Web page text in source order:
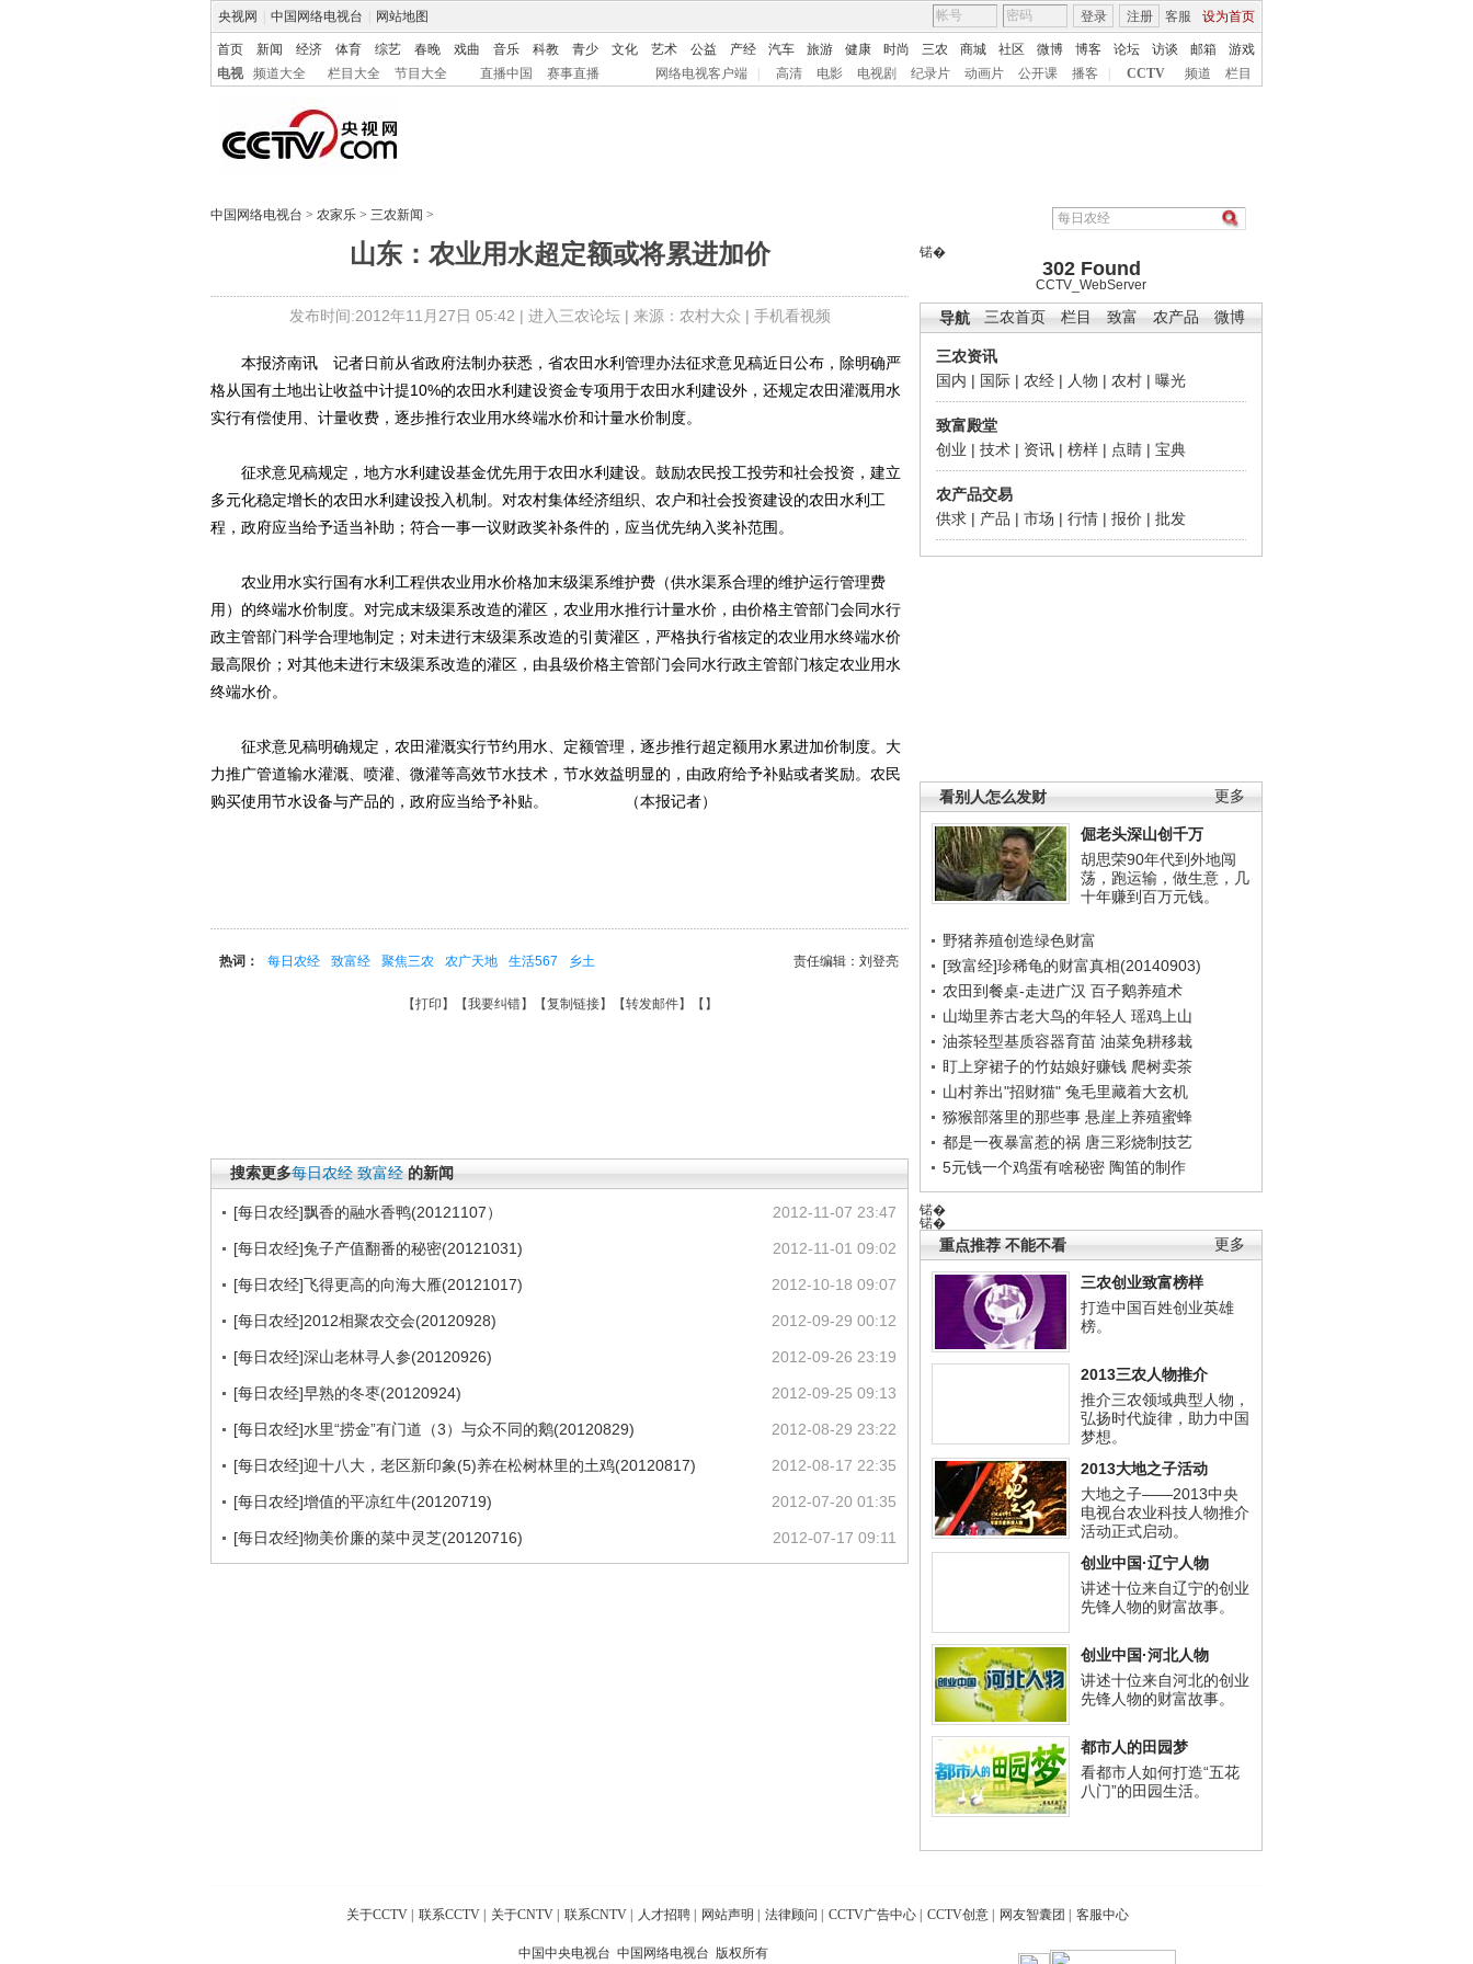
央视网 中国网络电视台 网站地图 客服 设为首页
登录 注册
首页 新闻 经济 体育 综艺 春晚 戏曲 音乐 科教 青少 文化 艺术 公益 产经 汽车 旅游 健康 时尚 三农 商城 社区 微博 博客 论坛 访谈 邮箱
游戏
电视
频道大全 栏目大全 节目大全 直播中国 赛事直播 网络电视客户端 高清 电影 电视剧 纪录片 动画片 公开课 播客 CCTV 频道 栏目
中国网络电视台 > 农家乐 > 三农新闻 >
山东：农业用水超定额或将累进加价
发布时间:2012年11月27日 05:42 | 进入三农论坛| 来源：农村大众 | 手机看视频
锘�
302 Found
CCTV_WebServer
三农首页 栏目 致富 农产品 微博
导航
三农资讯
国内 | 国际 | 农经 | 人物 | 农村 | 曝光
致富殿堂
创业 | 技术 | 资讯 | 榜样 | 点睛 | 宝典
农产品交易
供求 | 产品 | 市场 | 行情 | 报价 | 批发
更多
看别人怎么发财
倔老头深山创千万
胡思荣90年代到外地闯
荡，跑运输，做生意，几
十年赚到百万元钱。
野猪养殖创造绿色财富
[致富经]珍稀龟的财富真相(20140903)
农田到餐桌-走进广汉 百子鹅养殖术
山坳里养古老大鸟的年轻人 瑶鸡上山
油茶轻型基质容器育苗 油菜免耕移栽
盯上穿裙子的竹姑娘好赚钱 爬树卖茶
山村养出"招财猫" 兔毛里藏着大玄机
猕猴部落里的那些事 悬崖上养殖蜜蜂
都是一夜暴富惹的祸 唐三彩烧制技艺
5元钱一个鸡蛋有啥秘密 陶笛的制作
锘�
锘�
更多
重点推荐 不能不看
三农创业致富榜样
打造中国百姓创业英雄
榜。
2013三农人物推介
推介三农领域典型人物，
弘扬时代旋律，助力中国
梦想。
2013大地之子活动
大地之子——2013中央
电视台农业科技人物推介
活动正式启动。
创业中国·辽宁人物
讲述十位来自辽宁的创业
先锋人物的财富故事。
创业中国·河北人物
讲述十位来自河北的创业
先锋人物的财富故事。
都市人的田园梦
看都市人如何打造“五花
八门”的田园生活。
本报济南讯 记者日前从省政府法制办获悉，省农田水利管理办法征求意见稿近日公布，除明确严
格从国有土地出让收益中计提10%的农田水利建设资金专项用于农田水利建设外，还规定农田灌溉用水
实行有偿使用、计量收费，逐步推行农业用水终端水价和计量水价制度。
征求意见稿规定，地方水利建设基金优先用于农田水利建设。鼓励农民投工投劳和社会投资，建立
多元化稳定增长的农田水利建设投入机制。对农村集体经济组织、农户和社会投资建设的农田水利工
程，政府应当给予适当补助；符合一事一议财政奖补条件的，应当优先纳入奖补范围。
农业用水实行国有水利工程供农业用水价格加末级渠系维护费（供水渠系合理的维护运行管理费
用）的终端水价制度。对完成末级渠系改造的灌区，农业用水推行计量水价，由价格主管部门会同水行
政主管部门科学合理地制定；对未进行末级渠系改造的引黄灌区，严格执行省核定的农业用水终端水价
最高限价；对其他未进行末级渠系改造的灌区，由县级价格主管部门会同水行政主管部门核定农业用水
终端水价。
征求意见稿明确规定，农田灌溉实行节约用水、定额管理，逐步推行超定额用水累进加价制度。大
力推广管道输水灌溉、喷灌、微灌等高效节水技术，节水效益明显的，由政府给予补贴或者奖励。农民
购买使用节水设备与产品的，政府应当给予补贴。 （本报记者）
责任编辑：刘登亮
热词： 每日农经 致富经 聚焦三农 农广天地 生活567 乡土
【打印 】【我要纠错】【复制链接】【转发邮件】【 】
搜索更多每日农经 致富经 的新闻
2012-11-07 23:47
[每日农经]飘香的融水香鸭(20121107）
2012-11-01 09:02
[每日农经]兔子产值翻番的秘密(20121031)
2012-10-18 09:07
[每日农经]飞得更高的向海大雁(20121017)
2012-09-29 00:12
[每日农经]2012相聚农交会(20120928)
2012-09-26 23:19
[每日农经]深山老林寻人参(20120926)
2012-09-25 09:13
[每日农经]早熟的冬枣(20120924)
2012-08-29 23:22
[每日农经]水里“捞金”有门道（3）与众不同的鹅(20120829)
2012-08-17 22:35
[每日农经]迎十八大，老区新印象(5)养在松树林里的土鸡(20120817)
2012-07-20 01:35
[每日农经]增值的平凉红牛(20120719)
2012-07-17 09:11
[每日农经]物美价廉的菜中灵芝(20120716)
关于CCTV 联系CCTV 关于CNTV 联系CNTV 人才招聘 网站声明 法律顾问 CCTV广告中心 CCTV创意 网友智囊团 客服中心
中国中央电视台 中国网络电视台 版权所有